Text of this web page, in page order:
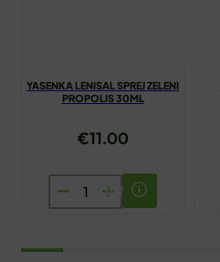
YASENKA LENISAL SPREJ ZELENI
PROPOLIS 30ML
€11.00
YASENKA
LENISAL